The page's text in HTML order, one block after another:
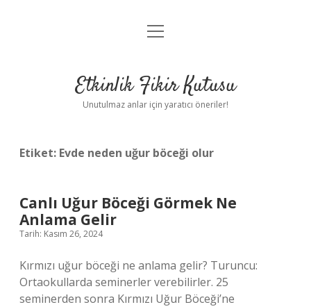
Anasayfa
Yasal Uyarı
menüyü
Etkinlik Fikir Kutusu
Unutulmaz anlar için yaratıcı öneriler!
Etiket: Evde neden uğur böceği olur
Canlı Uğur Böceği Görmek Ne
Anlama Gelir
Tarih: Kasım 26, 2024
Kırmızı uğur böceği ne anlama gelir? Turuncu:
Ortaokullarda seminerler verebilirler. 25
seminerden sonra Kırmızı Uğur Böceği’ne